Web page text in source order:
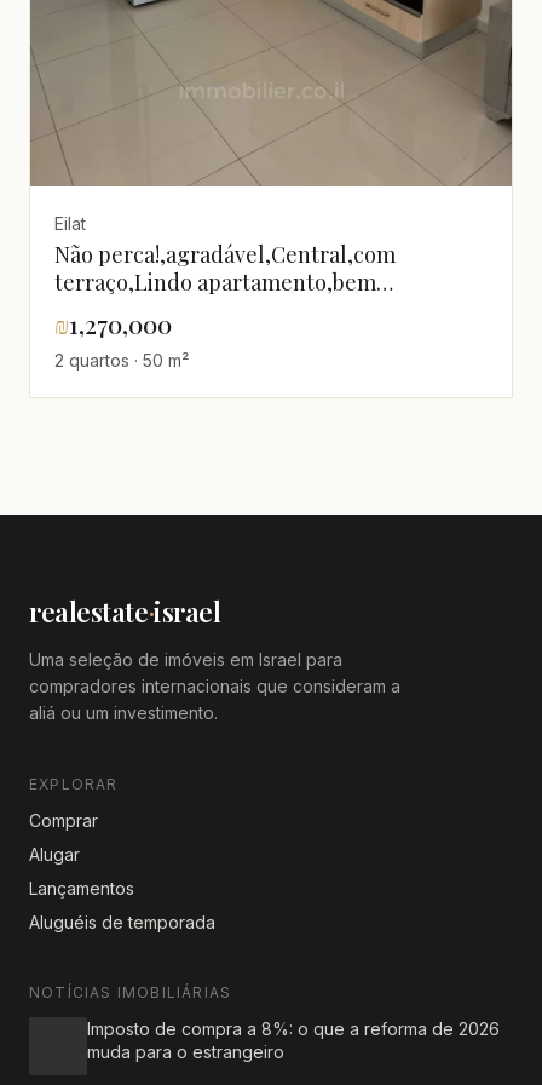
Eilat
Não perca!,agradável,Central,com
terraço,Lindo apartamento,bem
oportunidade,Boa orientação
solar,calmo,Em bom estado,Lugar
quieto,Andar superior com vista,Magnífico
₪1,270,000
2 quartos · 50 m²
realestate·israel
Uma seleção de imóveis em Israel para
compradores internacionais que consideram a
aliá ou um investimento.
EXPLORAR
Comprar
Alugar
Lançamentos
Aluguéis de temporada
NOTÍCIAS IMOBILIÁRIAS
Imposto de compra a 8%: o que a reforma de 2026
muda para o estrangeiro